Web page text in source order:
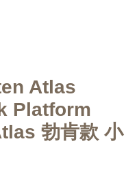
Atlas
Platform
勃肯款 小